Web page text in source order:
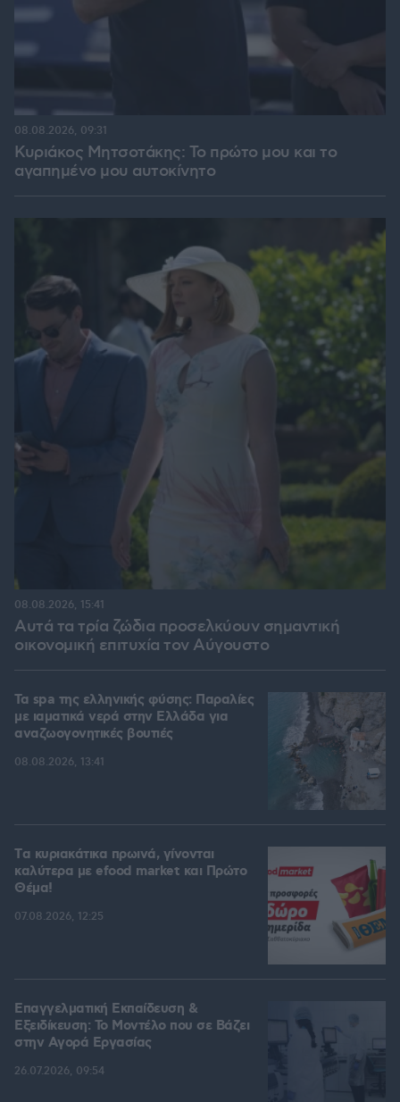
Κυριάκος Μητσοτάκης: Το πρώτο μου και το
αγαπημένο μου αυτοκίνητο
08.08.2026, 09:31
Αυτά τα τρία ζώδια προσελκύουν σημαντική
οικονομική επιτυχία τον Αύγουστο
08.08.2026, 15:41
Τα spa της ελληνικής φύσης: Παραλίες
με ιαματικά νερά στην Ελλάδα για
αναζωογονητικές βουτιές
08.08.2026, 13:41
Tα κυριακάτικα πρωινά, γίνονται
καλύτερα με efood market και Πρώτο
Θέμα!
07.08.2026, 12:25
Επαγγελματική Εκπαίδευση &
Εξειδίκευση: Το Mοντέλο που σε Bάζει
στην Aγορά Eργασίας
26.07.2026, 09:54